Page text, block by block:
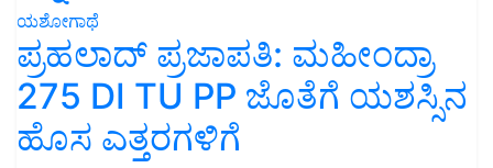
ಯಶೋಗಾಥೆ
ಪ್ರಹಲಾದ್ ಪ್ರಜಾಪತಿ: ಮಹೀಂದ್ರಾ
275 DI TU PP ಜೊತೆಗೆ ಯಶಸ್ಸಿನ
ಹೊಸ ಎತ್ತರಗಳಿಗೆ